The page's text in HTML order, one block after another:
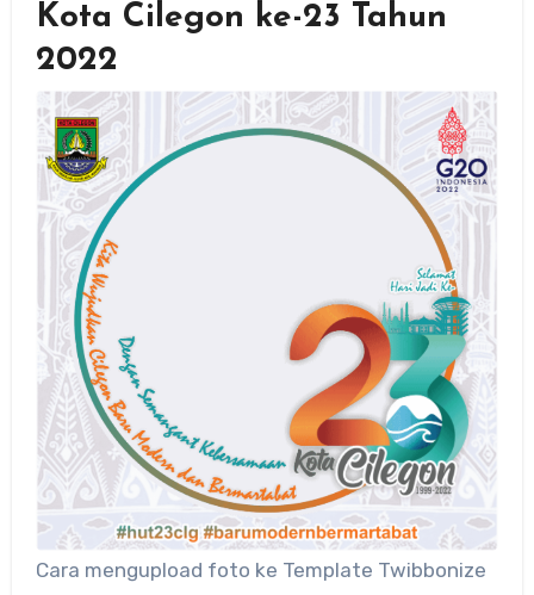
Kota Cilegon ke-23 Tahun
2022
Cara mengupload foto ke Template Twibbonize